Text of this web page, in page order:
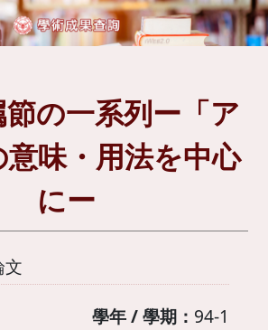
の一系列ー「ア
味・用法を中心
にー
文
學年 / 學期： 94-1